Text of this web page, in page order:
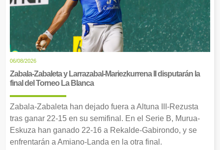
06/08/2026
Zabala-Zabaleta y Larrazabal-Mariezkurrena II disputarán la
final del Torneo La Blanca
Zabala-Zabaleta han dejado fuera a Altuna III-Rezusta
tras ganar 22-15 en su semifinal. En el Serie B, Murua-
Eskuza han ganado 22-16 a Rekalde-Gabirondo, y se
enfrentarán a Amiano-Landa en la otra final.